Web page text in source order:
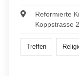
Reformierte
Koppstrasse
Treffen